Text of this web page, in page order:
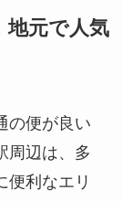
地元で人気
の便が良い
周辺は、多
便利なエリ